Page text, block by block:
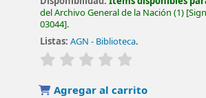
del Archivo General de la Nación (1)
03044 .
Listas: AGN - Biblioteca.
valoración
Agregar al carrito